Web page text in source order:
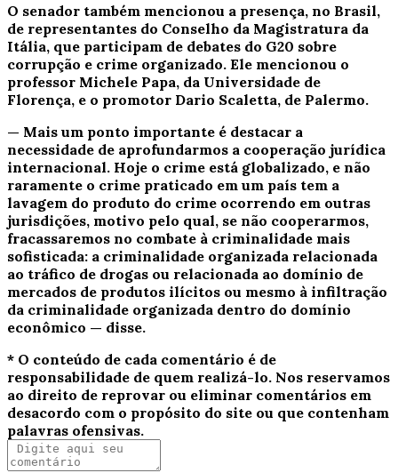
O senador também mencionou a presença, no Brasil,
de representantes do Conselho da Magistratura da
Itália, que participam de debates do G20 sobre
corrupção e crime organizado. Ele mencionou o
professor Michele Papa, da Universidade de
Florença, e o promotor Dario Scaletta, de Palermo.
— Mais um ponto importante é destacar a
necessidade de aprofundarmos a cooperação jurídica
internacional. Hoje o crime está globalizado, e não
raramente o crime praticado em um país tem a
lavagem do produto do crime ocorrendo em outras
jurisdições, motivo pelo qual, se não cooperarmos,
fracassaremos no combate à criminalidade mais
sofisticada: a criminalidade organizada relacionada
ao tráfico de drogas ou relacionada ao domínio de
mercados de produtos ilícitos ou mesmo à infiltração
da criminalidade organizada dentro do domínio
econômico — disse.
* O conteúdo de cada comentário é de
responsabilidade de quem realizá-lo. Nos reservamos
ao direito de reprovar ou eliminar comentários em
desacordo com o propósito do site ou que contenham
palavras ofensivas.